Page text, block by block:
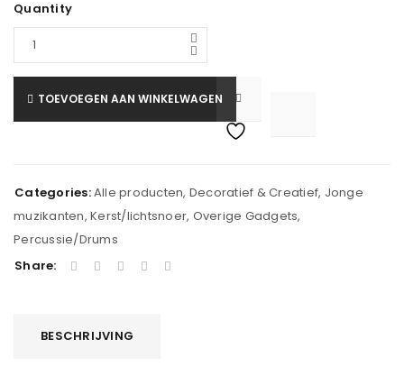
Quantity
TOEVOEGEN AAN WINKELWAGEN
Categories:Alle producten, Decoratief & Creatief, Jonge
muzikanten, Kerst/lichtsnoer, Overige Gadgets,
Percussie/Drums
Share:
BESCHRIJVING